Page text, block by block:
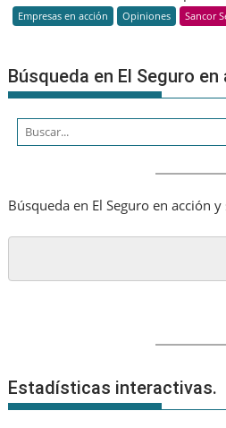
Empresas en acción Opiniones Sancor
Búsqueda en El Seguro en
Búsqueda en El Seguro en acción
Estadísticas interactivas.